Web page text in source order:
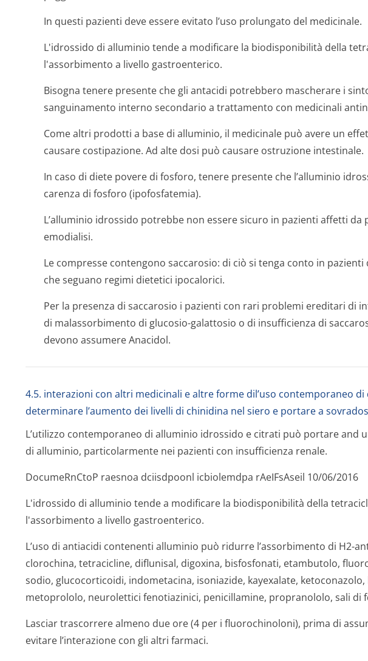
In questi pazienti deve essere evitato l’uso prolungato del medicinale.
L'idrossido di alluminio tende a modificare la biodisponibilità della
l'assorbimento a livello gastroenterico.
Bisogna tenere presente che gli antacidi potrebbero mascherare i
sanguinamento interno secondario a trattamento con medicinali
Come altri prodotti a base di alluminio, il medicinale può avere un
causare costipazione. Ad alte dosi può causare ostruzione intestinale.
In caso di diete povere di fosforo, tenere presente che l’alluminio
carenza di fosforo (ipofosfatemia).
L’alluminio idrossido potrebbe non essere sicuro in pazienti affetti
emodialisi.
Le compresse contengono saccarosio: di ciò si tenga conto in
che seguano regimi dietetici ipocalorici.
Per la presenza di saccarosio i pazienti con rari problemi ereditari di
di malassorbimento di glucosio-galattosio o di insufficienza di
devono assumere Anacidol.
4.5. interazioni con altri medicinali e altre forme dil’uso contemporaneo
determinare l’aumento dei livelli di chinidina nel siero e portare a
L’utilizzo contemporaneo di alluminio idrossido e citrati può portare and
di alluminio, particolarmente nei pazienti con insufficienza renale.
DocumeRnCtoP raesnoa dciisdpoonl icbiolemdpa rAeIFsAseil 10/06/2016
L'idrossido di alluminio tende a modificare la biodisponibilità della
l'assorbimento a livello gastroenterico.
L’uso di antiacidi contenenti alluminio può ridurre l’assorbimento di H2-
clorochina, tetracicline, diflunisal, digoxina, bisfosfonati, etambutolo,
sodio, glucocorticoidi, indometacina, isoniazide, kayexalate,
metoprololo, neurolettici fenotiazinici, penicillamine, propranololo, sali di
Lasciar trascorrere almeno due ore (4 per i fluorochinoloni), prima di
evitare l’interazione con gli altri farmaci.